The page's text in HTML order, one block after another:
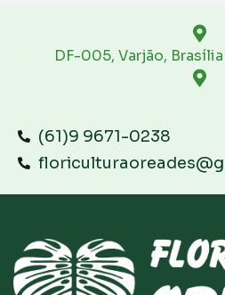
DF-005, Varjão,
(61)9 9671-0238